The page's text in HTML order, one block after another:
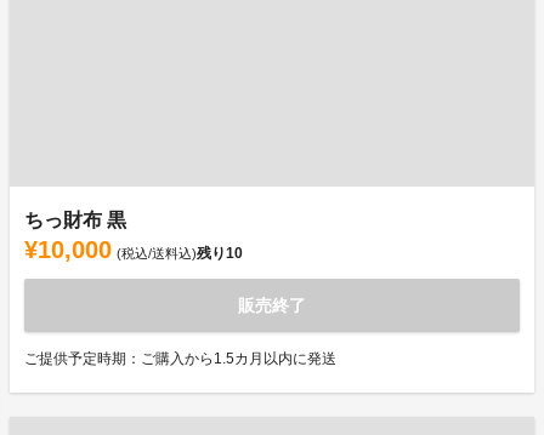
ちっ財布 黒
¥10,000 (税込/送料込)残り10
販売終了
ご提供予定時期：ご購入から1.5カ月以内に発送